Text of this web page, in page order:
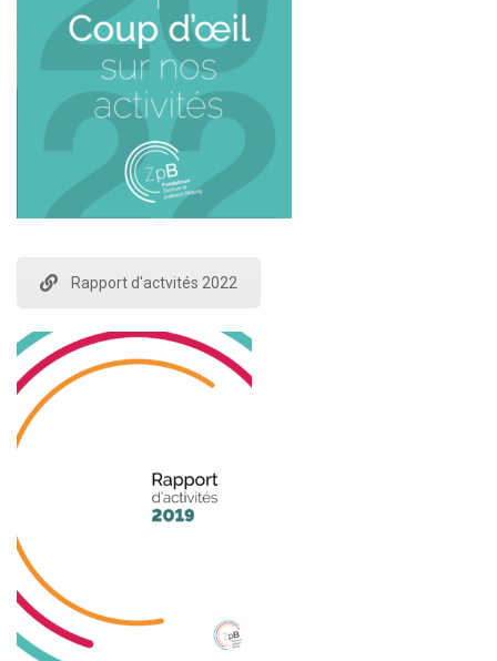
Rapport d'actvités 2022